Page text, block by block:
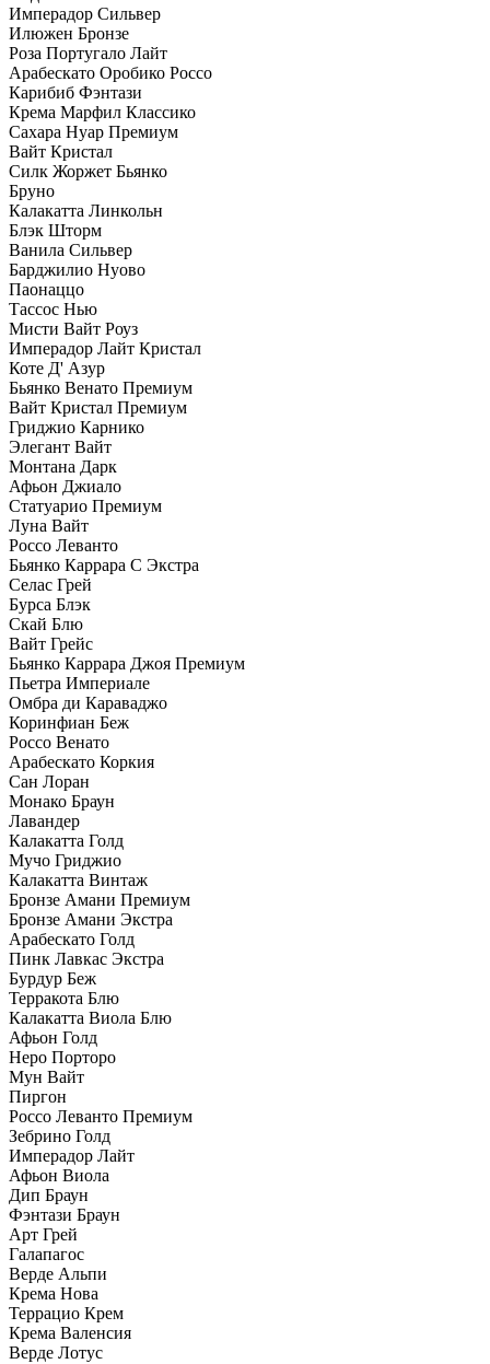
Имперадор Сильвер
Илюжен Бронзе
Роза Португало Лайт
Арабескато Оробико Россо
Карибиб Фэнтази
Крема Марфил Классико
Сахара Нуар Премиум
Вайт Кристал
Силк Жоржет Бьянко
Бруно
Калакатта Линкольн
Блэк Шторм
Ванила Сильвер
Барджилио Нуово
Паонаццо
Тассос Нью
Мисти Вайт Роуз
Имперадор Лайт Кристал
Коте Д' Азур
Бьянко Венато Премиум
Вайт Кристал Премиум
Гриджио Карнико
Элегант Вайт
Монтана Дарк
Афьон Джиало
Статуарио Премиум
Луна Вайт
Россо Леванто
Бьянко Каррара С Экстра
Селас Грей
Бурса Блэк
Скай Блю
Вайт Грейс
Бьянко Каррара Джоя Премиум
Пьетра Империале
Омбра ди Караваджо
Коринфиан Беж
Россо Венато
Арабескато Коркия
Сан Лоран
Монако Браун
Лавандер
Калакатта Голд
Мучо Гриджио
Калакатта Винтаж
Бронзе Амани Премиум
Бронзе Амани Экстра
Арабескато Голд
Пинк Лавкас Экстра
Бурдур Беж
Терракота Блю
Калакатта Виола Блю
Афьон Голд
Неро Порторо
Мун Вайт
Пиргон
Россо Леванто Премиум
Зебрино Голд
Имперадор Лайт
Афьон Виола
Дип Браун
Фэнтази Браун
Арт Грей
Галапагос
Верде Альпи
Крема Нова
Террацио Крем
Крема Валенсия
Верде Лотус